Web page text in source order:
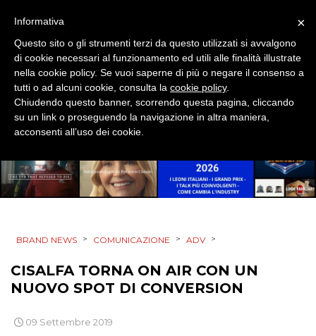
RADIO / AUDIO
TV
DATI
RICERCHE
TREND
CASE HISTORY
BRAND NEWS > COMUNICAZIONE > ADV >
CISALFA TORNA ON AIR CON UN
NUOVO SPOT DI CONVERSION
09 Settembre 2019
×
Informativa
Questo sito o gli strumenti terzi da questo utilizzati si avvalgono
di cookie necessari al funzionamento ed utili alle finalità illustrate
nella cookie policy. Se vuoi saperne di più o negare il consenso a
tutti o ad alcuni cookie, consulta la cookie policy.
Chiudendo questo banner, scorrendo questa pagina, cliccando
su un link o proseguendo la navigazione in altra maniera,
acconsenti all’uso dei cookie.